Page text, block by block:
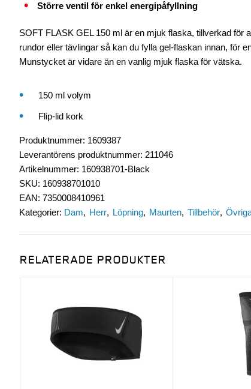
Större ventil för enkel energipåfyllning
SOFT FLASK GEL 150 ml är en mjuk flaska, tillverkad för
rundor eller tävlingar så kan du fylla gel-flaskan innan, för
Munstycket är vidare än en vanlig mjuk flaska för vätska.
150 ml volym
Flip-lid kork
Produktnummer: 1609387
Leverantörens produktnummer: 211046
Artikelnummer: 160938701-Black
SKU: 160938701010
EAN: 7350008410961
Kategorier: Dam Herr Löpning Maurten Tillbehör
RELATERADE PRODUKTER